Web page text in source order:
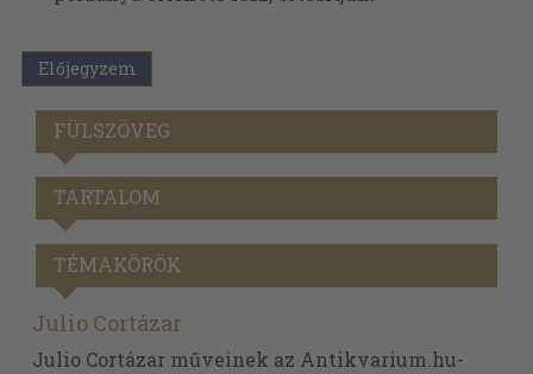
Előjegyzem
FÜLSZÖVEG
TARTALOM
TÉMAKÖRÖK
Julio Cortázar
Julio Cortázar műveinek az Antikvarium.hu-